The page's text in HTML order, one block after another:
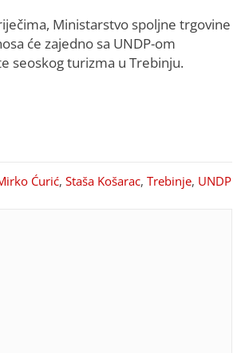
Ministarstvo spoljne trgovine
će zajedno sa UNDP-om
seoskog turizma u Trebinju.
Ćurić,Staša Košarac,Trebinje, UNDP